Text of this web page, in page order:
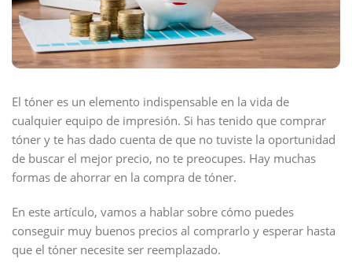
El tóner es un elemento indispensable en la vida de
cualquier equipo de impresión. Si has tenido que comprar
tóner y te has dado cuenta de que no tuviste la oportunidad
de buscar el mejor precio, no te preocupes. Hay muchas
formas de ahorrar en la compra de tóner.
En este artículo, vamos a hablar sobre cómo puedes
conseguir muy buenos precios al comprarlo y esperar hasta
que el tóner necesite ser reemplazado.